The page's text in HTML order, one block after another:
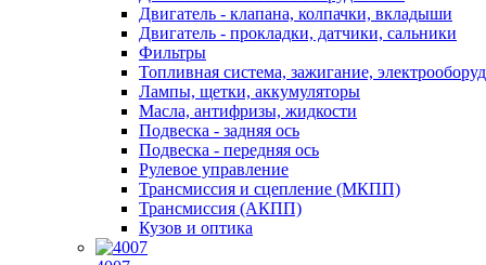
Двигатель - клапана, колпачки, вкладыши
Двигатель - прокладки, датчики, сальники
Фильтры
Топливная система, зажигание,
Лампы, щетки, аккумуляторы
Масла, антифризы, жидкости
Подвеска - задняя ось
Подвеска - передняя ось
Рулевое управление
Трансмиссия и сцепление (МКПП)
Трансмиссия (АКПП)
Кузов и оптика